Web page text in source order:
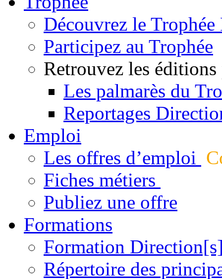
Découvrez le
Participez au Trophée
Retrouvez les éditions
Les palmarès du
Reportages
Emploi
Les offres d’emploi
Fiches métiers
Publiez une offre
Formations
Formation
Répertoire des